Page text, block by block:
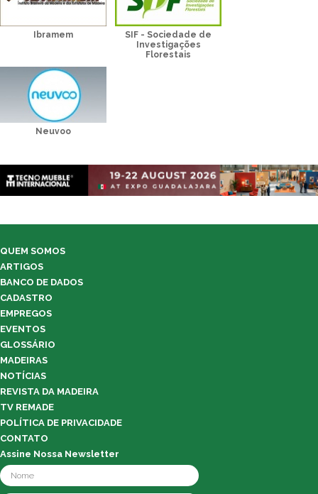
Ibramem
SIF - Sociedade de
Investigações
Florestais
Neuvoo
QUEM SOMOS
ARTIGOS
BANCO DE DADOS
CADASTRO
EMPREGOS
EVENTOS
GLOSSÁRIO
MADEIRAS
NOTÍCIAS
REVISTA DA MADEIRA
TV REMADE
POLÍTICA DE PRIVACIDADE
CONTATO
Assine Nossa Newsletter